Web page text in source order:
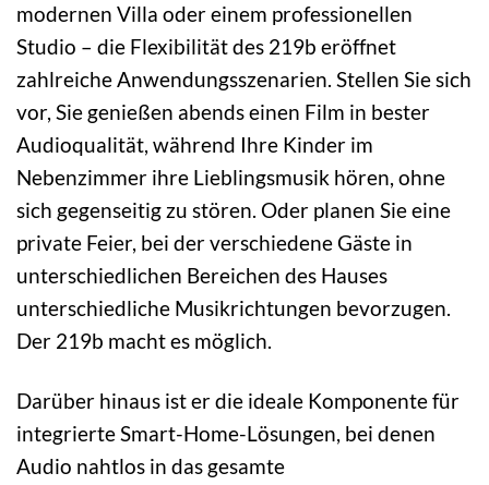
modernen Villa oder einem professionellen
Studio – die Flexibilität des 219b eröffnet
zahlreiche Anwendungsszenarien. Stellen Sie sich
vor, Sie genießen abends einen Film in bester
Audioqualität, während Ihre Kinder im
Nebenzimmer ihre Lieblingsmusik hören, ohne
sich gegenseitig zu stören. Oder planen Sie eine
private Feier, bei der verschiedene Gäste in
unterschiedlichen Bereichen des Hauses
unterschiedliche Musikrichtungen bevorzugen.
Der 219b macht es möglich.
Darüber hinaus ist er die ideale Komponente für
integrierte Smart-Home-Lösungen, bei denen
Audio nahtlos in das gesamte